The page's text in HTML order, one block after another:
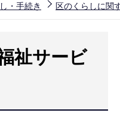
・手続き 区のくらしに関
祉サービ